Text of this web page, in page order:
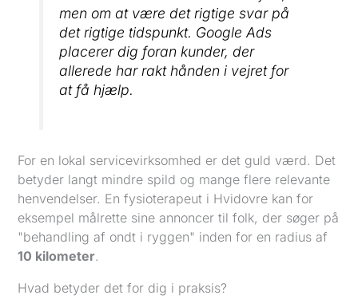
men om at være det rigtige svar på
det rigtige tidspunkt. Google Ads
placerer dig foran kunder, der
allerede har rakt hånden i vejret for
at få hjælp.
For en lokal servicevirksomhed er det guld værd. Det
betyder langt mindre spild og mange flere relevante
henvendelser. En fysioterapeut i Hvidovre kan for
eksempel målrette sine annoncer til folk, der søger på
"behandling af ondt i ryggen" inden for en radius af
10 kilometer.
Hvad betyder det for dig i praksis?